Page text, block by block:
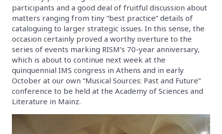
participants and a good deal of fruitful discussion about
matters ranging from tiny “best practice” details of
cataloguing to larger strategic issues. In this sense, the
occasion certainly proved a worthy overture to the
series of events marking RISM’s 70-year anniversary,
which is about to continue next week at the
quinquennial IMS congress in Athens and in early
October at our own “Musical Sources: Past and Future”
conference to be held at the Academy of Sciences and
Literature in Mainz.